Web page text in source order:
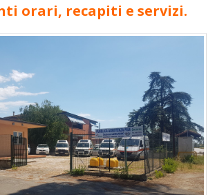
orari, recapiti e servizi.